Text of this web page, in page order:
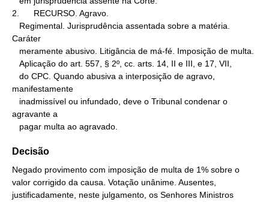
2.      RECURSO. Agravo.
Caráter
manifestamente
agravante a
   pagar multa ao agravado.
Decisão
Negado provimento com imposição de multa de 1% sobre o
valor corrigido da causa. Votação unânime. Ausentes,
justificadamente, neste julgamento, os Senhores Ministros